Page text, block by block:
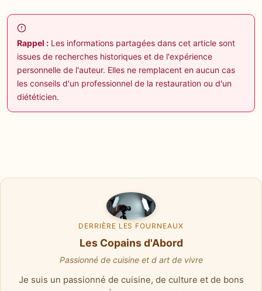
Rappel : Les informations partagées dans cet article sont
issues de recherches historiques et de l'expérience
personnelle de l'auteur. Elles ne remplacent en aucun cas
les conseils d'un professionnel de la restauration ou d'un
diététicien.
DERRIÈRE LES FOURNEAUX
Les Copains d'Abord
Passionné de cuisine et d art de vivre
Je suis un passionné de cuisine, de culture et de bons